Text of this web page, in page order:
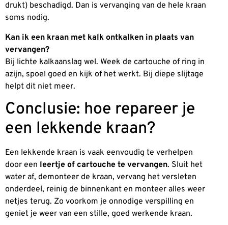
drukt) beschadigd. Dan is vervanging van de hele kraan
soms nodig.
Kan ik een kraan met kalk ontkalken in plaats van
vervangen?
Bij lichte kalkaanslag wel. Week de cartouche of ring in
azijn, spoel goed en kijk of het werkt. Bij diepe slijtage
helpt dit niet meer.
Conclusie: hoe repareer je
een lekkende kraan?
Een lekkende kraan is vaak eenvoudig te verhelpen
door een leertje of cartouche te vervangen. Sluit het
water af, demonteer de kraan, vervang het versleten
onderdeel, reinig de binnenkant en monteer alles weer
netjes terug. Zo voorkom je onnodige verspilling en
geniet je weer van een stille, goed werkende kraan.